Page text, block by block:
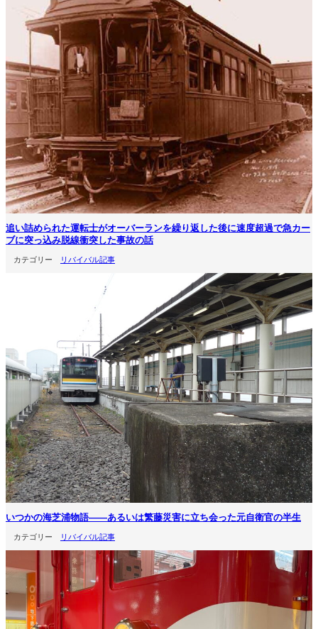
追い詰められた運転士がオーバーランを繰り返した後に速度超過で急カー
ブに突っ込み脱線衝突した事故の話
カテゴリー リバイバル記事
いつかの海芝浦物語――あるいは繁藤災害に立ち会った元自衛官の半生
カテゴリー リバイバル記事